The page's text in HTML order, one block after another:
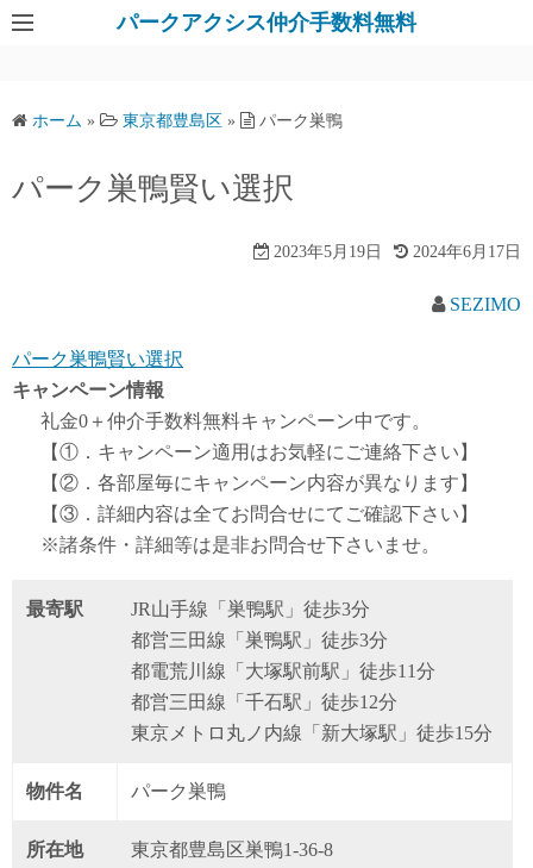
パークアクシス仲介手数料無料
ホーム » 東京都豊島区 » パーク巣鴨
パーク巣鴨賢い選択
2023年5月19日 2024年6月17日
SEZIMO
パーク巣鴨賢い選択
キャンペーン情報
礼金0 ＋仲介手数料無料キャンペーン中です。
【①．キャンペーン適用はお気軽にご連絡下さい】
【②．各部屋毎にキャンペーン内容が異なります】
【③．詳細内容は全てお問合せにてご確認下さい】
※諸条件・詳細等は是非お問合せ下さいませ。
最寄駅
JR山手線「巣鴨駅」徒歩3分
都営三田線「巣鴨駅」徒歩3分
都電荒川線「大塚駅前駅」徒歩11分
都営三田線「千石駅」徒歩12分
東京メトロ丸ノ内線「新大塚駅」徒歩15分
物件名 パーク巣鴨
所在地 東京都豊島区巣鴨1-36-8